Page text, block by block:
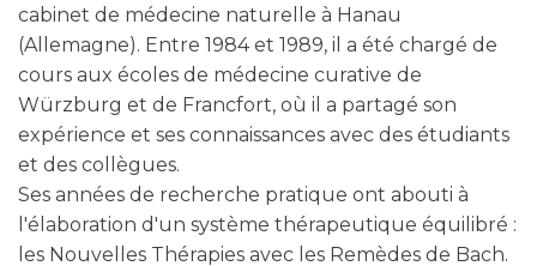
Würzburg et de Francfort, où il a partagé son
expérience et ses connaissances avec des étudiants
et des collègues.
Ses années de recherche pratique ont abouti à
l'élaboration d'un système thérapeutique équilibré :
les Nouvelles Thérapies avec les Remèdes de Bach.
Dans cette méthode, les principes naturopathiques
et les lois énergétiques du corps humain sont
clairement élaborés, ce qui donne lieu à une